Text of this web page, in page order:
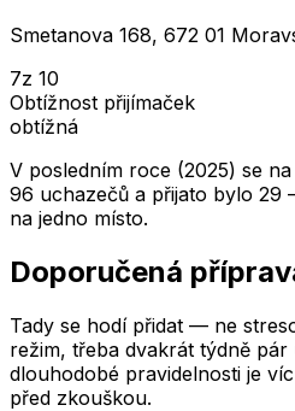
Smetanova 168, 672 01
7z 10
Obtížnost přijímaček
obtížná
V posledním roce (2025) se
96 uchazečů a přijato bylo 29
na jedno místo.
Doporučená
Tady se hodí přidat — ne
režim, třeba dvakrát týdně pár
dlouhodobé pravidelnosti je
před zkouškou.